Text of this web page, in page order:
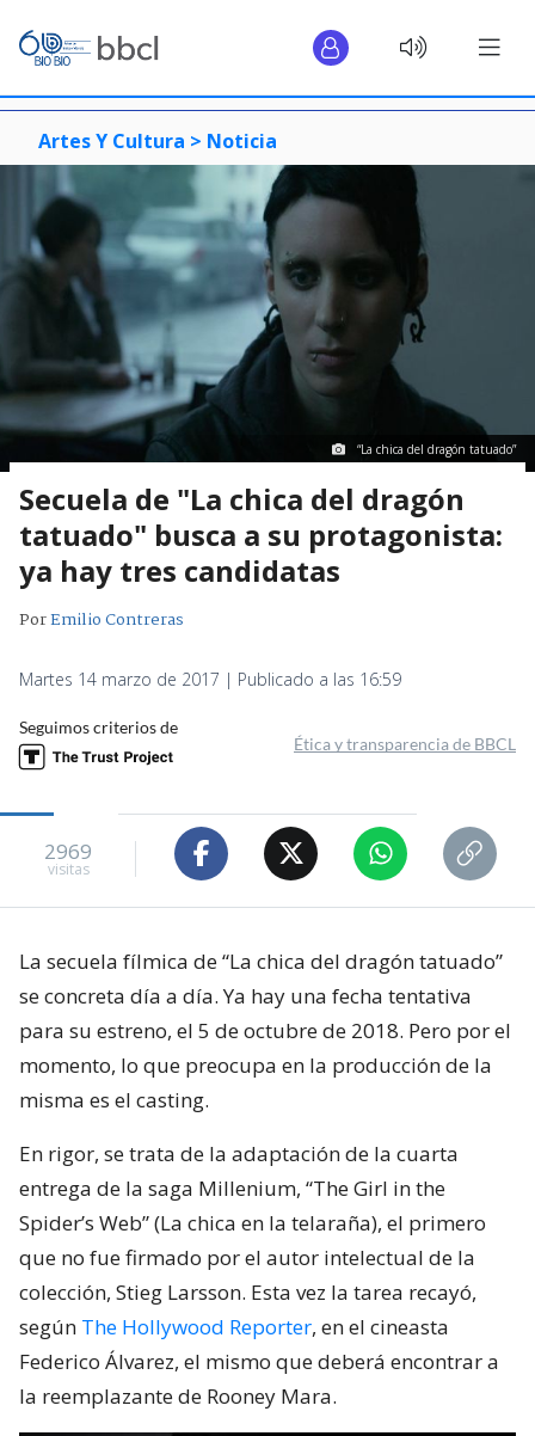
Artes Y Cultura > Noticia
“La chica del dragón tatuado”
Secuela de "La chica del dragón
tatuado" busca a su protagonista:
ya hay tres candidatas
PorEmilio Contreras
Martes 14 marzo de 2017 | Publicado a las 16:59
Seguimos criterios de
Ética y transparencia de BBCL
2969
visitas
La secuela fílmica de “La chica del dragón tatuado”
se concreta día a día. Ya hay una fecha tentativa
para su estreno, el 5 de octubre de 2018. Pero por el
momento, lo que preocupa en la producción de la
misma es el casting.
En rigor, se trata de la adaptación de la cuarta
entrega de la saga Millenium, “The Girl in the
Spider’s Web” (La chica en la telaraña), el primero
que no fue firmado por el autor intelectual de la
colección, Stieg Larsson. Esta vez la tarea recayó,
según The Hollywood Reporter, en el cineasta
Federico Álvarez, el mismo que deberá encontrar a
la reemplazante de Rooney Mara.